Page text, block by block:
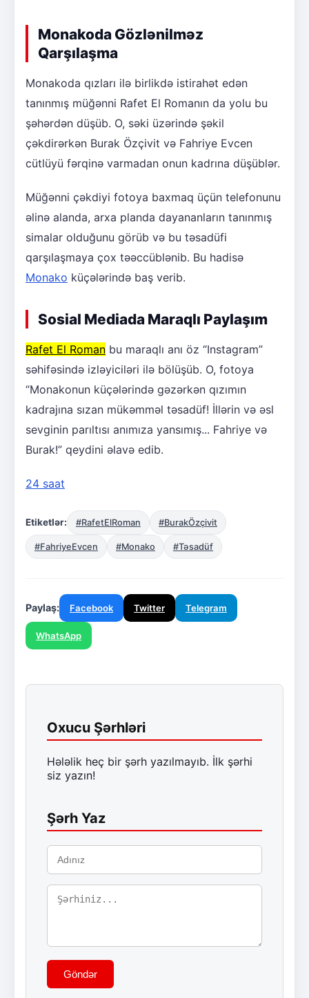
Monakoda Gözlənilməz
Qarşılaşma
Monakoda qızları ilə birlikdə istirahət edən
tanınmış müğənni Rafet El Romanın da yolu bu
şəhərdən düşüb. O, səki üzərində şəkil
çəkdirərkən Burak Özçivit və Fahriye Evcen
cütlüyü fərqinə varmadan onun kadrına düşüblər.
Müğənni çəkdiyi fotoya baxmaq üçün telefonunu
əlinə alanda, arxa planda dayananların tanınmış
simalar olduğunu görüb və bu təsadüfi
qarşılaşmaya çox təəccüblənib. Bu hadisə
Monako küçələrində baş verib.
Sosial Mediada Maraqlı Paylaşım
Rafet El Roman bu maraqlı anı öz “Instagram”
səhifəsində izləyiciləri ilə bölüşüb. O, fotoya
“Monakonun küçələrində gəzərkən qızımın
kadrajına sızan mükəmməl təsadüf! İllərin və əsl
sevginin parıltısı anımıza yansımış... Fahriye və
Burak!” qeydini əlavə edib.
24 saat
Etiketlər: #RafetElRoman #BurakÖzçivit
#FahriyeEvcen #Monako #Təsadüf
Paylaş: Facebook Twitter Telegram
WhatsApp
Oxucu Şərhləri
Hələlik heç bir şərh yazılmayıb. İlk şərhi
siz yazın!
Şərh Yaz
Göndər